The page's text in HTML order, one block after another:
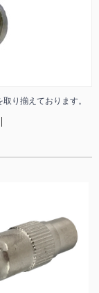
り揃えております。